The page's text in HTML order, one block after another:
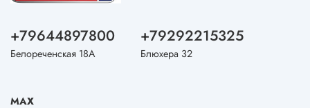
+79644897800
Белореченская 18А
+79292215325
Блюхера 32
MAX